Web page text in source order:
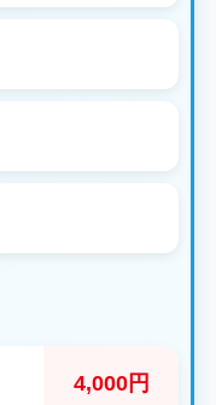
4,000円